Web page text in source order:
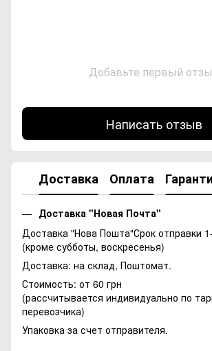
Добавьте первый
Написать отзыв
Доставка Оплата
Доставка "Новая Почта"
Доставка "Нова Пошта"Срок отправки
(кроме субботы, воскресенья)
Доставка: на склад, Поштомат.
Стоимость: от 60 грн
(рассчитывается индивидуально по
перевозчика)
Упаковка за счет отправителя.